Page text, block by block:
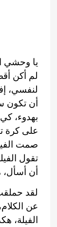
يا وحشي
لم أكن
لنفسي،
أن تكون
بهدوء،
على كرة
صمت
تقول
أن
لقد
عن
الفيلة،